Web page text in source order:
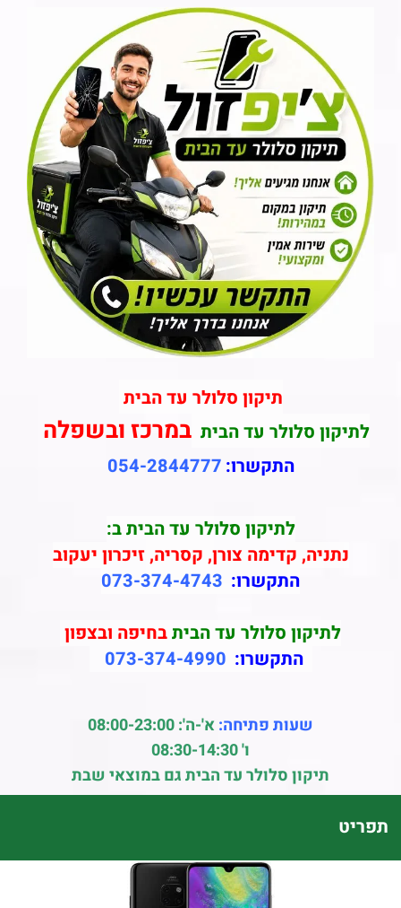
תיקון סלולר עד הבית
לתיקון סלולר עד הביתבמרכז ובשפלה
התקשרו: 054-2844777
לתיקון סלולר עד הבית ב:
נתניה, קדימה צורן, קסריה, זיכרון יעקוב
התקשרו: 073-374-4743
לתיקון סלולר עד הביתבחיפה ובצפון
התקשרו: 073-374-4990
שעות פתיחה:א'-ה': 08:00-23:00
ו' 08:30-14:30
תיקון סלולר עד הבית גם במוצאי שבת
תפריט